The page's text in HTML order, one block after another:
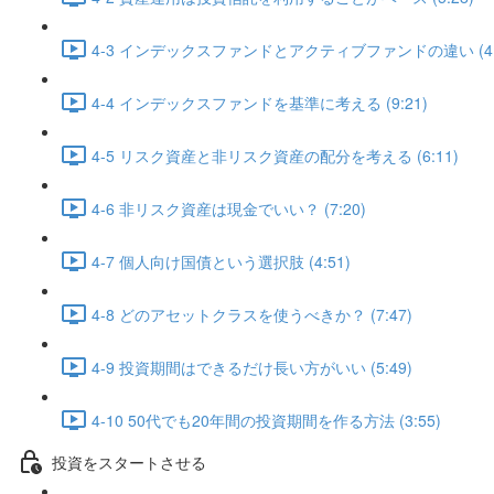
4-3 インデックスファンドとアクティブファンドの違い
4-4 インデックスファンドを基準に考える (9:21)
4-5 リスク資産と非リスク資産の配分を考える (6:11)
4-6 非リスク資産は現金でいい？ (7:20)
4-7 個人向け国債という選択肢 (4:51)
4-8 どのアセットクラスを使うべきか？ (7:47)
4-9 投資期間はできるだけ長い方がいい (5:49)
4-10 50代でも20年間の投資期間を作る方法 (3:55)
投資をスタートさせる